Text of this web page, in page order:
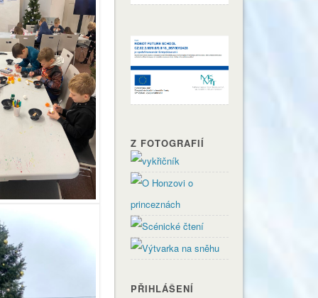
Z FOTOGRAFIÍ
PŘIHLÁŠENÍ